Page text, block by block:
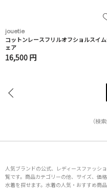
jouetie
コットンレースフリルオフショルスイム
ェア
16,500 円
（検
人気ブランドの公式、レディースファッシ
覧です。商品カテゴリーの他、サイズ、価
水着を探せます。水着の人気・おすすめ商品